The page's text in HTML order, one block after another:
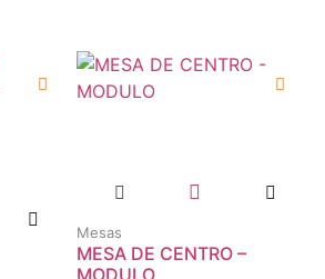
Mesas
MESA DE CENTRO –
MODULO